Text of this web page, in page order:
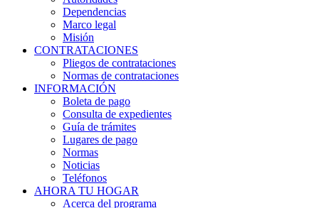
Dependencias
Marco legal
Misión
CONTRATACIONES
Pliegos de contrataciones
Normas de contrataciones
INFORMACIÓN
Boleta de pago
Consulta de expedientes
Guía de trámites
Lugares de pago
Normas
Noticias
Teléfonos
AHORA TU HOGAR
Acerca del programa